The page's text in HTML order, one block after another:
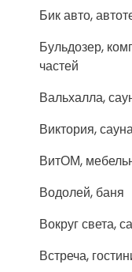
Бик авто,
Бульдозер,
частей
Вальхалла,
Виктория,
ВитОМ,
Водолей, баня
Вокруг света,
Встреча,